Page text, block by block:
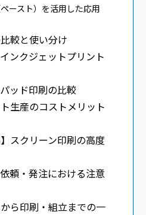
ースト）を活用した応用
較と使い分け
ンクジェットプリント
ッド印刷の比較
生産のコストメリット
スクリーン印刷の高度
頼・発注における注意
ら印刷・組立までの一